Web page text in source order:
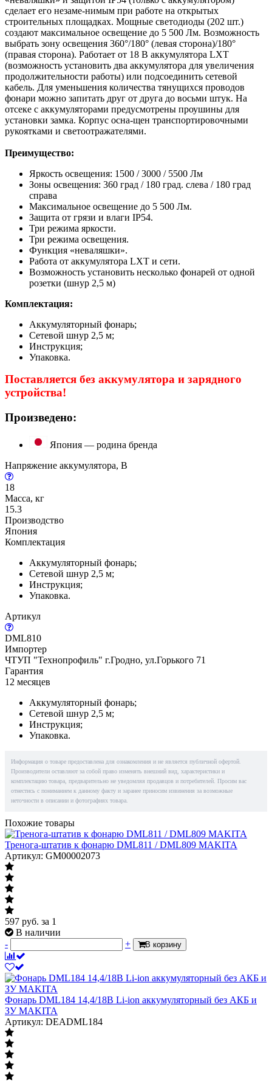
сделает его незаме-нимым при работе на открытых
строительных площадках. Мощные светодиоды (202 шт.)
создают максимальное освещение до 5 500 Лм. Возможность
выбрать зону освещения 360°/180° (левая сторона)/180°
(правая сторона). Работает от 18 В аккумулятора LXT
(возможность установить два аккумулятора для увеличения
продолжительности работы) или подсоединить сетевой
кабель. Для уменьшения количества тянущихся проводов
фонари можно запитать друг от друга до восьми штук. На
отсеке с аккумуляторами предусмотрены проушины для
установки замка. Корпус осна-щен транспортировочными
рукоятками и светоотражателями.
Преимущество:
Яркость освещения: 1500 / 3000 / 5500 Лм
Зоны освещения: 360 град / 180 град. слева / 180 град
справа
Максимальное освещение до 5 500 Лм.
Защита от грязи и влаги IP54.
Три режима яркости.
Три режима освещения.
Функция «неваляшки».
Работа от аккумулятора LXT и сети.
Возможность установить несколько фонарей от одной
розетки (шнур 2,5 м)
Комплектация:
Аккумуляторный фонарь;
Сетевой шнур 2,5 м;
Инструкция;
Упаковка.
Поставляется без аккумулятора и зарядного
устройства!
Произведено:
Япония — родина бренда
Напряжение аккумулятора, В
18
Масса, кг
15.3
Производство
Япония
Комплектация
Аккумуляторный фонарь;
Сетевой шнур 2,5 м;
Инструкция;
Упаковка.
Артикул
DML810
Импортер
ЧТУП "Технопрофиль" г.Гродно, ул.Горького 71
Гарантия
12 месяцев
Аккумуляторный фонарь;
Сетевой шнур 2,5 м;
Инструкция;
Упаковка.
Информация о товаре предоставлена для ознакомления и не является публичной офертой.
Производители оставляют за собой право изменять внешний вид, характеристики и
комплектацию товара, предварительно не уведомляя продавцов и потребителей. Просим вас
отнестись с пониманием к данному факту и заранее приносим извинения за возможные
неточности в описании и фотографиях товара.
Похожие товары
Тренога-штатив к фонарю DML811 / DML809 MAKITA
Артикул: GM00002073
597 руб. за 1
В наличии
-
+ В корзину
Фонарь DML184 14,4/18В Li-ion аккумуляторный без АКБ и
ЗУ MAKITA
Артикул: DEADML184